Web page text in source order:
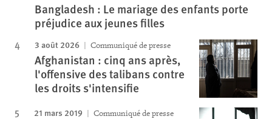
Bangladesh : Le mariage des enfants porte
préjudice aux jeunes filles
3 août 2026 Communiqué de presse
Afghanistan : cinq ans après,
l'offensive des talibans contre
les droits s'intensifie
21 mars 2019 Communiqué de presse